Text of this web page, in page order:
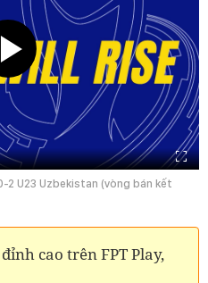
2 U23 Uzbekistan (vòng bán kết
cao trên FPT Play,